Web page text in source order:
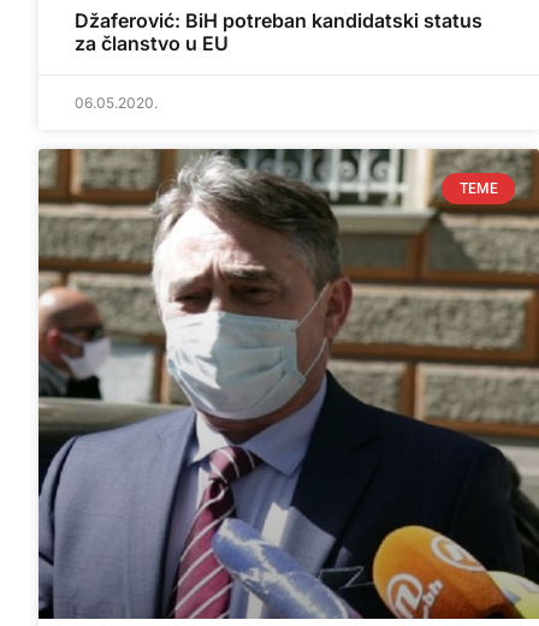
Džaferović: BiH potreban kandidatski status
za članstvo u EU
06.05.2020.
TEME